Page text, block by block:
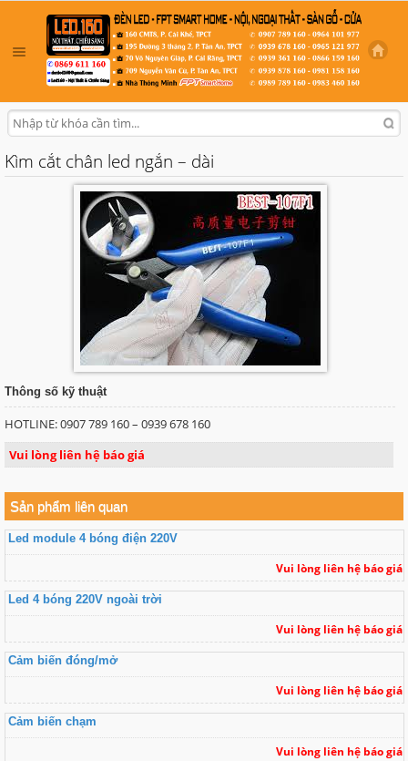
Kìm cắt chân led ngắn – dài
Thông số kỹ thuật
HOTLINE: 0907 789 160 – 0939 678 160
Vui lòng liên hệ báo giá
Sản phẩm liên quan
Led module 4 bóng điện 220V
Vui lòng liên hệ báo giá
Led 4 bóng 220V ngoài trời
Vui lòng liên hệ báo giá
Cảm biến đóng/mở
Vui lòng liên hệ báo giá
Cảm biến chạm
Vui lòng liên hệ báo giá